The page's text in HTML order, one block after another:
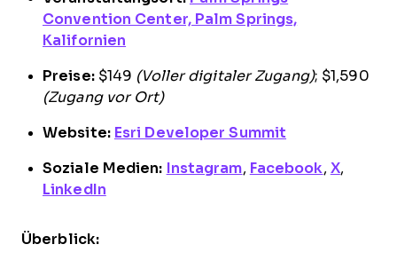
Convention Center, Palm Springs,
Kalifornien
Preise: $149 (Voller digitaler Zugang); $1,590
(Zugang vor Ort)
Website: Esri Developer Summit
Soziale Medien: Instagram, Facebook, X,
LinkedIn
Überblick: